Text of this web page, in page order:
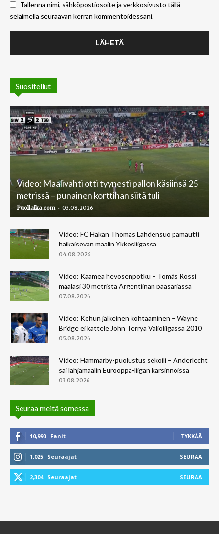
Tallenna nimi, sähköpostiosoite ja verkkosivusto tällä
selaimella seuraavan kerran kommentoidessani.
Suositellut
Video: Maalivahti otti tyynesti pallon käsiinsä 25
metrissä – punainen korttihan siitä tuli
Puoliaika.com - 03.08.2026
Video: FC Hakan Thomas Lahdensuo pamautti
häikäisevän maalin Ykkösliigassa
04.08.2026
Video: Kaamea hevosenpotku – Tomás Rossi
maalasi 30 metristä Argentiinan pääsarjassa
07.08.2026
Video: Kohun jälkeinen kohtaaminen – Wayne
Bridge ei kättele John Terryä Valioliigassa 2010
05.08.2026
Video: Hammarby-puolustus sekoili – Anderlecht
sai lahjamaalin Eurooppa-liigan karsinnoissa
03.08.2026
Seuraa meitä somessa
10,990 Fanit TYKKÄÄ
1,025 Seuraajat SEURAA
2,304 Seuraajat SEURAA